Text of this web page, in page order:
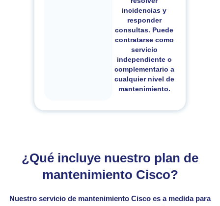
incidencias y
responder
consultas. Puede
contratarse como
servicio
independiente o
complementario a
cualquier nivel de
mantenimiento.
¿Qué incluye nuestro plan de
mantenimiento Cisco?
Nuestro servicio de mantenimiento Cisco es a medida para